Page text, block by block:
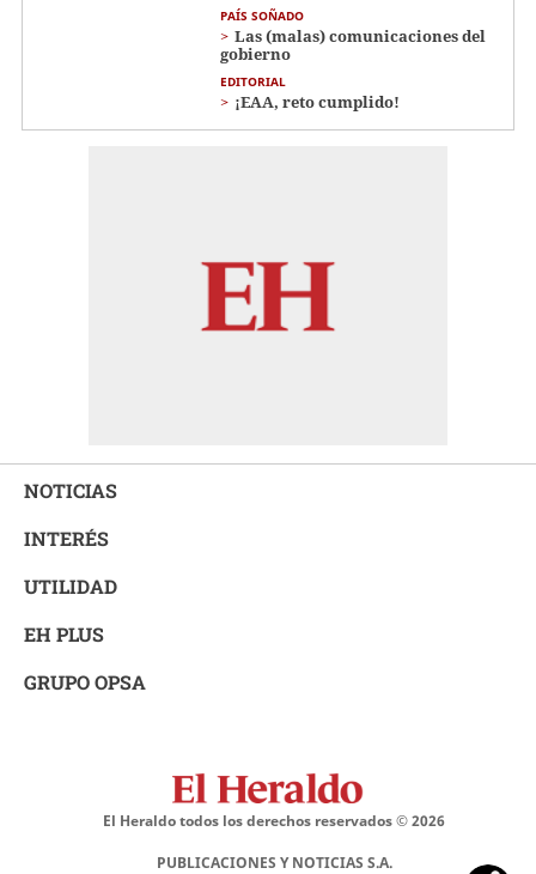
PAÍS SOÑADO
Las (malas) comunicaciones del
gobierno
EDITORIAL
¡EAA, reto cumplido!
NOTICIAS
INTERÉS
UTILIDAD
EH PLUS
GRUPO OPSA
El Heraldo todos los derechos reservados ©2026
PUBLICACIONES Y NOTICIAS S.A.